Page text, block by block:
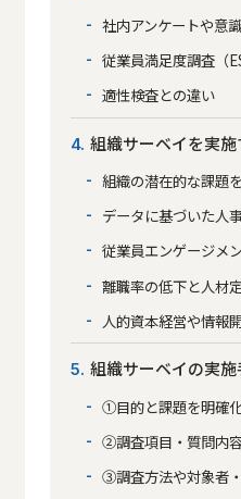
社内アンケートや意
従業員満足度調査（
適性検査との違い
4 組織サーベイを実
組織の潜在的な課題
データに基づいた人
従業員エンゲージメ
離職率の低下と人材
人的資本経営や情報
5 組織サーベイの実
①目的と課題を明確
②調査項目・質問内
③調査方法や対象者